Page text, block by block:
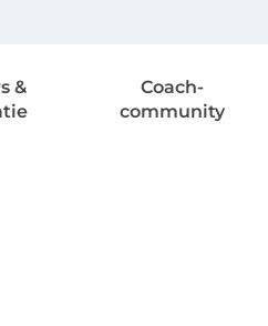
&
Coach-
community